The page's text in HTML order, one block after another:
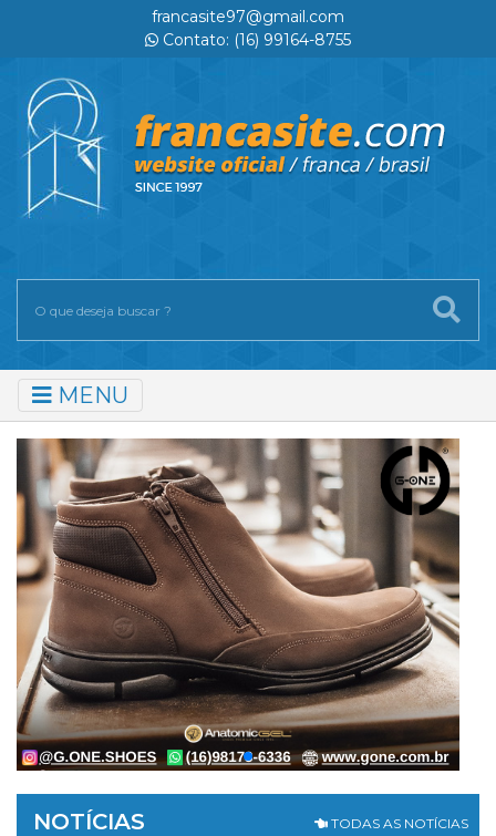
francasite97@gmail.com
Contato: (16) 99164-8755
MENU
NOTÍCIAS TODAS AS NOTÍCIAS